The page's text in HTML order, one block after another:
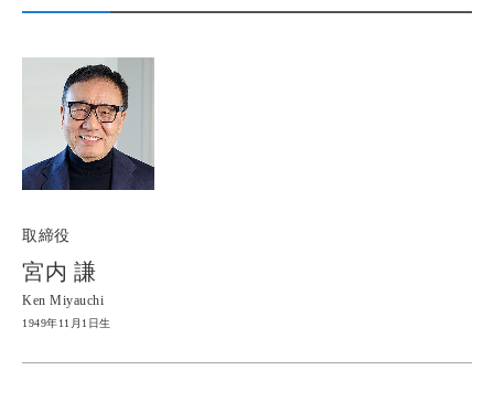
取締役
宮内 謙
Ken Miyauchi
1949年11月1日生